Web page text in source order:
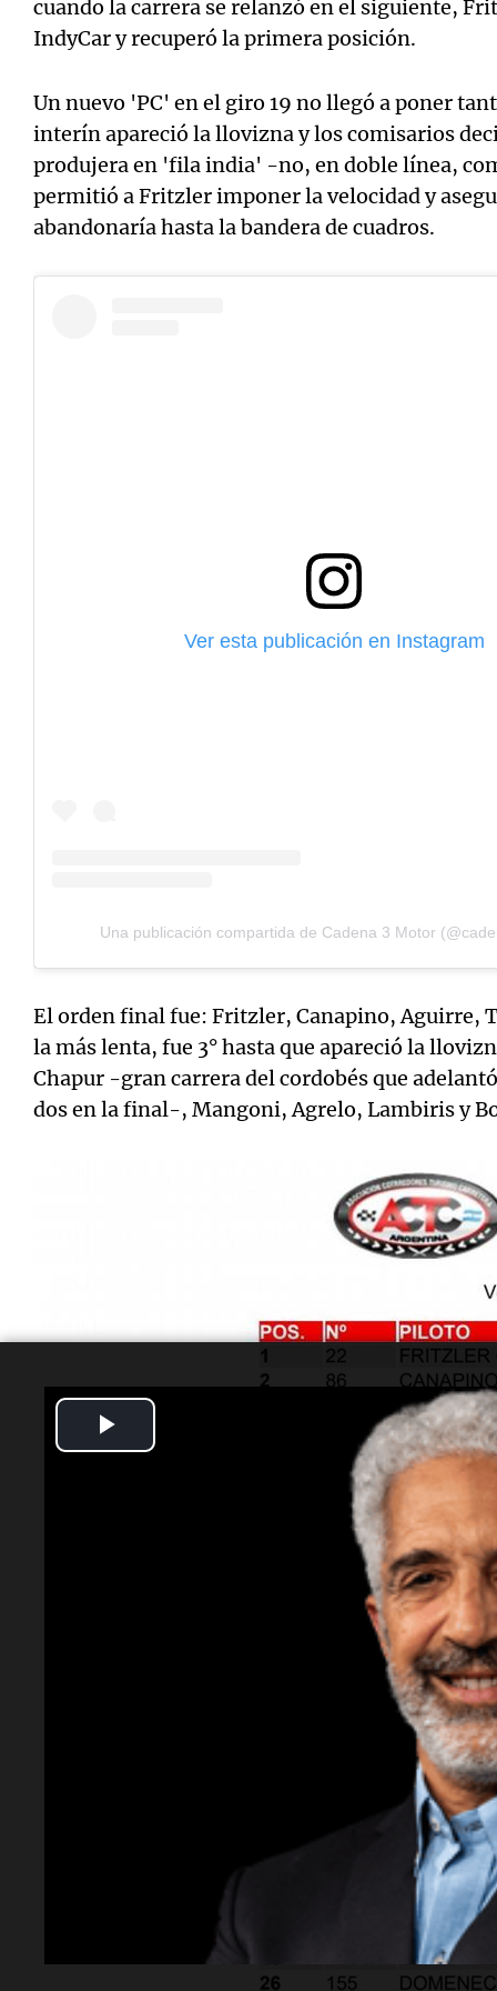
cuando la carrera se relanzó en el siguiente,
IndyCar y recuperó la primera posición.
Un nuevo 'PC' en el giro 19 no llegó a poner
interín apareció la llovizna y los comisarios
produjera en 'fila india' -no, en doble línea,
permitió a Fritzler imponer la velocidad y
abandonaría hasta la bandera de cuadros.
Ver esta publicación en Instagram
Una publicación compartida de Cadena 3 Motor
El orden final fue: Fritzler, Canapino, Aguirre,
la más lenta, fue 3° hasta que apareció la
Chapur -gran carrera del cordobés que
dos en la final-, Mangoni, Agrelo, Lambiris y